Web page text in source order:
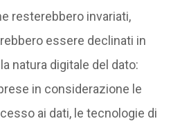
resterebbero invariati,
essere declinati in
natura digitale del dato:
in considerazione le
ai dati, le tecnologie di